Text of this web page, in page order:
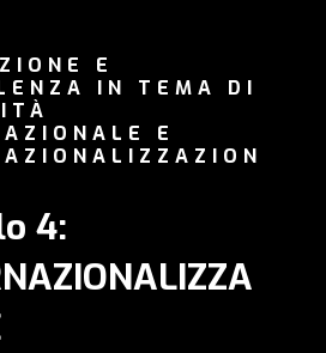
E
IN TEMA DI
E
4: